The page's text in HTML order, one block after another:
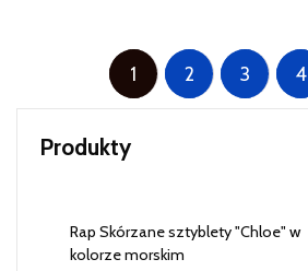
1 2 3 4
Produkty
Rap Skórzane sztyblety "Chloe" w
kolorze morskim